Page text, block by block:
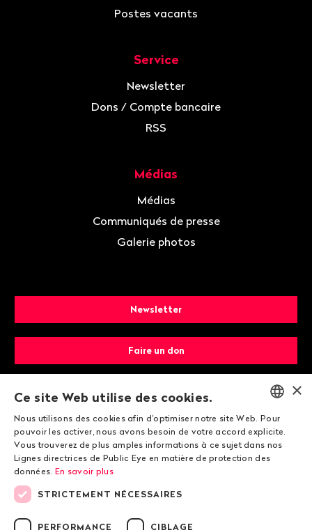
Postes vacants
Service
Newsletter
Dons / Compte bancaire
RSS
Médias
Médias
Communiqués de presse
Galerie photos
Newsletter
Faire un don
Devenir membre
© 2026 Public Eye
ENGLISH
DEUTSCH
×
Ce site Web utilise des cookies.
Nous utilisons des cookies afin d'optimiser notre site Web. Pour
pouvoir les activer, nous avons besoin de votre accord explicite.
Vous trouverez de plus amples informations à ce sujet dans nos
Lignes directrices de Public Eye en matière de protection des
données. En savoir plus
STRICTEMENT NÉCESSAIRES
PERFORMANCE CIBLAGE